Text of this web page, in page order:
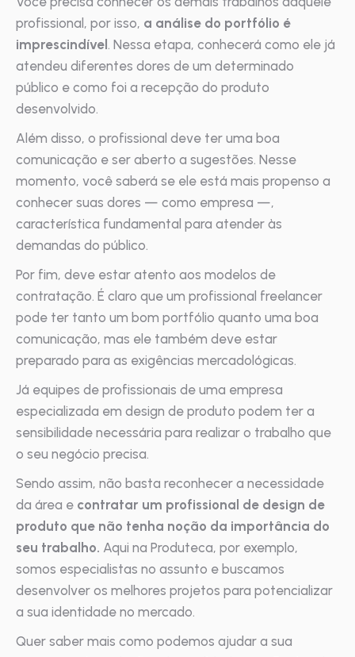
profissional, por isso, a análise do portfólio é
imprescindível. Nessa etapa, conhecerá como ele já
atendeu diferentes dores de um determinado
público e como foi a recepção do produto
desenvolvido.
Além disso, o profissional deve ter uma boa
comunicação e ser aberto a sugestões. Nesse
momento, você saberá se ele está mais propenso a
conhecer suas dores — como empresa —,
característica fundamental para atender às
demandas do público.
Por fim, deve estar atento aos modelos de
contratação. É claro que um profissional freelancer
pode ter tanto um bom portfólio quanto uma boa
comunicação, mas ele também deve estar
preparado para as exigências mercadológicas.
Já equipes de profissionais de uma empresa
especializada em design de produto podem ter a
sensibilidade necessária para realizar o trabalho que
o seu negócio precisa.
Sendo assim, não basta reconhecer a necessidade
da área e contratar um profissional de design de
produto que não tenha noção da importância do
seu trabalho. Aqui na Produteca, por exemplo,
somos especialistas no assunto e buscamos
desenvolver os melhores projetos para potencializar
a sua identidade no mercado.
Quer saber mais como podemos ajudar a sua